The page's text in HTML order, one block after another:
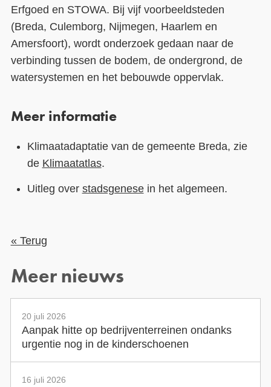
Erfgoed en STOWA. Bij vijf voorbeeldsteden
(Breda, Culemborg, Nijmegen, Haarlem en
Amersfoort), wordt onderzoek gedaan naar de
verbinding tussen de bodem, de ondergrond, de
watersystemen en het bebouwde oppervlak.
Meer informatie
Klimaatadaptatie van de gemeente Breda, zie
de Klimaatatlas.
Uitleg over stadsgenesein het algemeen.
« Terug
Meer nieuws
20 juli 2026
Aanpak hitte op bedrijventerreinen ondanks
urgentie nog in de kinderschoenen
16 juli 2026